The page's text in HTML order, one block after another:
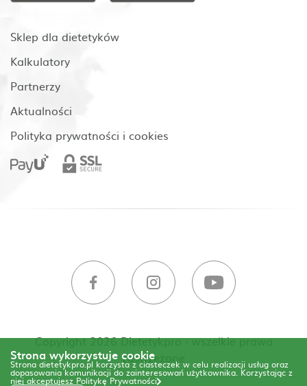
Sklep dla dietetyków
Kalkulatory
Partnerzy
Aktualności
Polityka prywatności i cookies
Copyright 2026 Dietetykpro - wszelkie prawa
zastrzeżone
Strona wykorzystuje cookie
Strona dietetykpro.pl korzysta z ciasteczek w celu realizacji usług oraz
dopasowania komunikacji do zainteresowań użytkownika. Korzystając z
niej akceptujesz Politykę Prywatności